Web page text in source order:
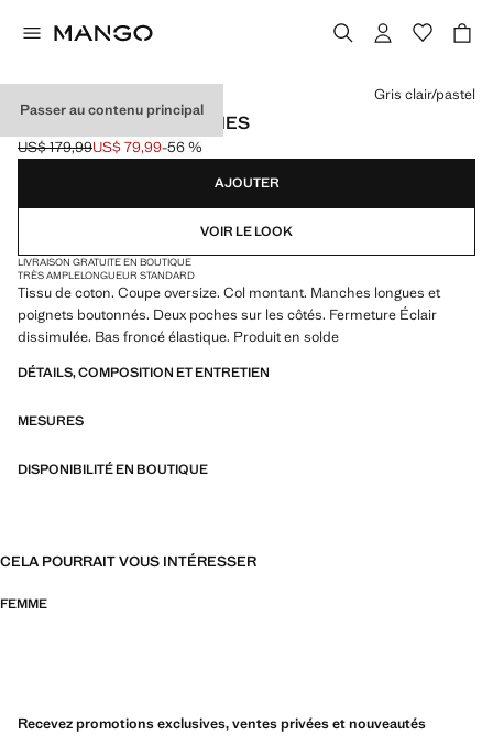
Passer au contenu principal
VESTE EN COTON POCHES
Prix initial barré [US$ 179,99 ]
US$ 179,99
Prix actuel [US$ 79,99 ]
US$ 79,99-56 %
Choisissez une couleur
Gris clair/pastel
AJOUTER
VOIR LE LOOK
LIVRAISON GRATUITE EN BOUTIQUE
TRÈS AMPLELONGUEUR STANDARD
Tissu de coton. Coupe oversize. Col montant. Manches longues et
poignets boutonnés. Deux poches sur les côtés. Fermeture Éclair
dissimulée. Bas froncé élastique. Produit en solde
DÉTAILS, COMPOSITION ET ENTRETIEN
MESURES
DISPONIBILITÉ EN BOUTIQUE
CELA POURRAIT VOUS INTÉRESSER
FEMME
Recevez promotions exclusives, ventes privées et nouveautés